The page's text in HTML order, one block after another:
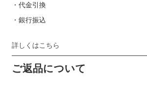
・代金引換
・銀行振込
詳しくはこちら
ご返品について